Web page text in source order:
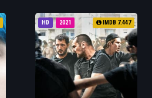
HD 2021 IMDB 7.447